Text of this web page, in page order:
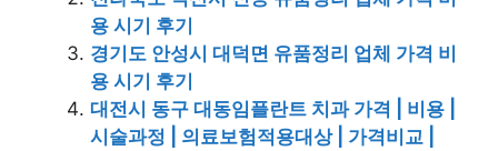
용 시기 후기
경기도 안성시 대덕면 유품정리 업체 가격 비
용 시기 후기
대전시 동구 대동임플란트 치과 가격 | 비용 |
시술과정 | 의료보험적용대상 | 가격비교 |